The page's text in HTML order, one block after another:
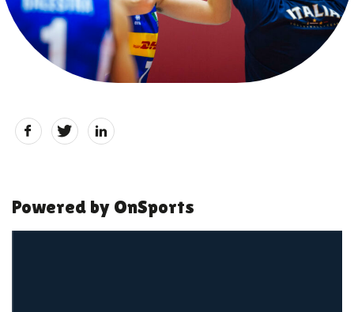
Powered by OnSports